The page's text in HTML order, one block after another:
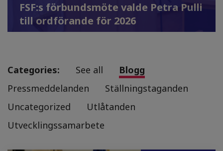
FSF:s förbundsmöte valde Petra Pulli
till ordförande för 2026
Categories: See all
Blogg
Pressmeddelanden
Ställningstaganden
Uncategorized
Utlåtanden
Utvecklingssamarbete